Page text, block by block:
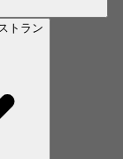
トラン